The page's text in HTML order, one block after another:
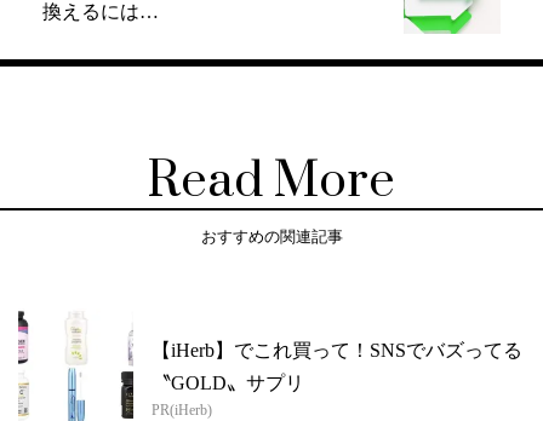
換えるには…
Read More
おすすめの関連記事
【iHerb】でこれ買って！SNSでバズってる
〝GOLD〟サプリ
PR(iHerb)